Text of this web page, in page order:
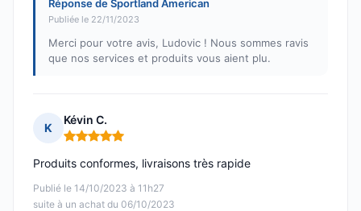
Réponse de Sportland American
Publiée le 22/11/2023
Merci pour votre avis, Ludovic ! Nous sommes ravis
que nos services et produits vous aient plu.
K
Kévin C.
Note : 5 sur 5
Publié le 14/10/2023 à 11h27
suite à un achat du 06/10/2023
Produits conformes, livraisons très rapide